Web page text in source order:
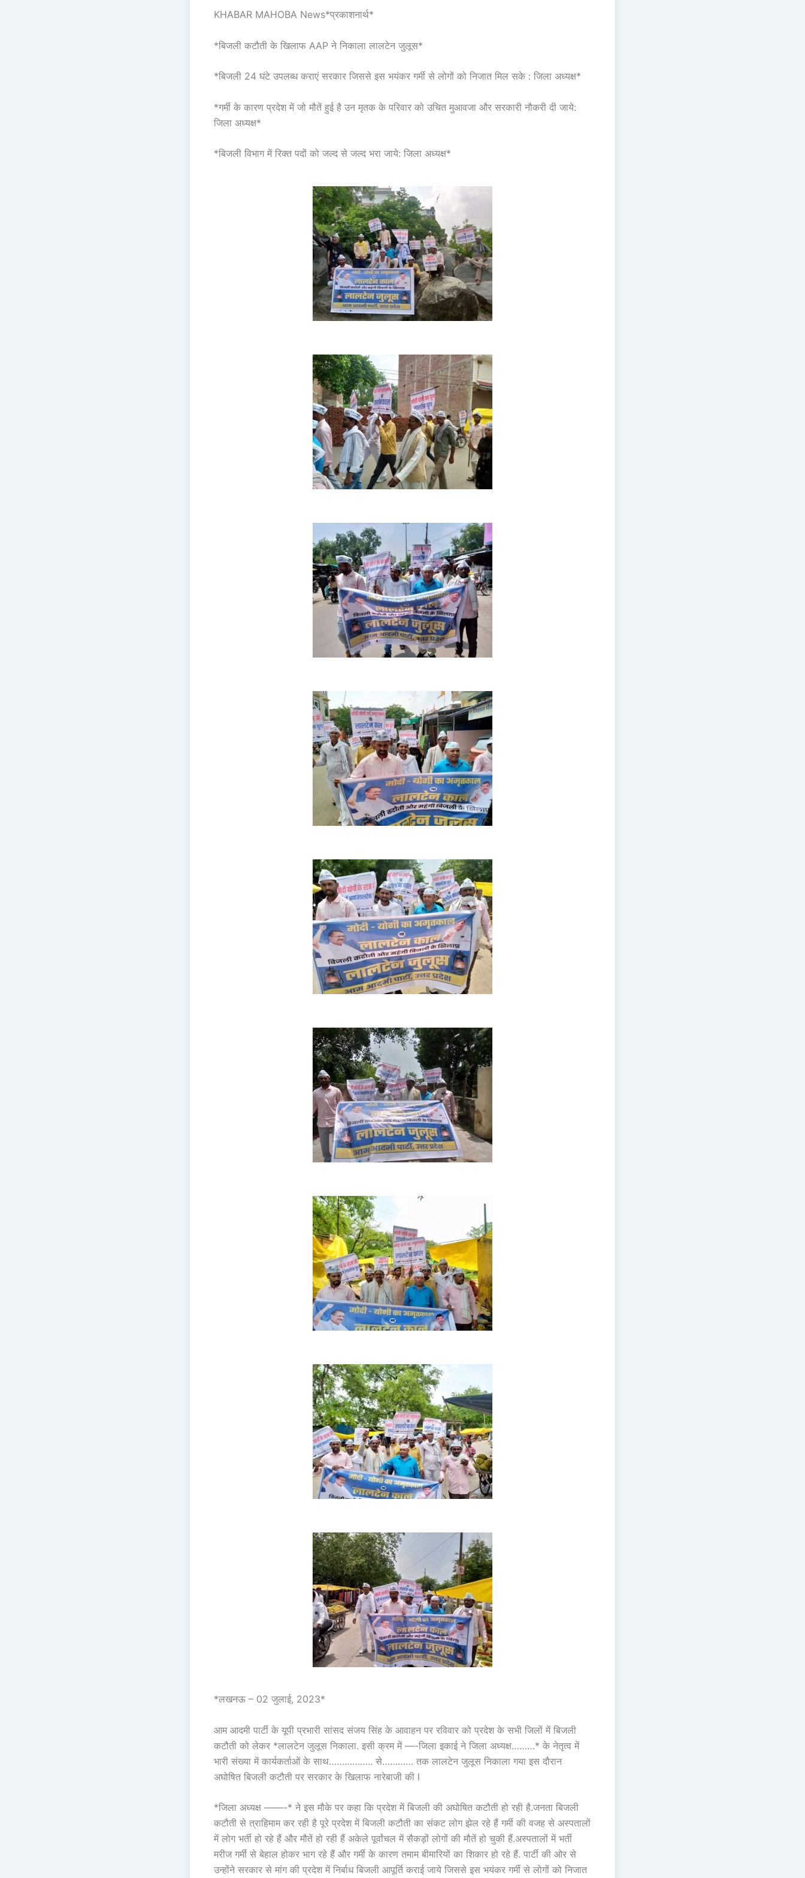
KHABAR MAHOBA News*प्रकाशनार्थ*
*बिजली कटौती के खिलाफ AAP ने निकाला लालटेन जुलूस*
*बिजली 24 घंटे उपलब्ध कराएं सरकार जिससे इस भयंकर गर्मी से लोगों को निजात मिल सके : जिला अध्यक्ष*
*गर्मी के कारण प्रदेश में जो मौतें हुई है उन मृतक के परिवार को उचित मुआवजा और सरकारी नौकरी दी जाये:
जिला अध्यक्ष*
*बिजली विभाग में रिक्त पदों को जल्द से जल्द भरा जाये: जिला अध्यक्ष*
*लखनऊ – 02 जुलाई, 2023*
आम आदमी पार्टी के यूपी प्रभारी सांसद संजय सिंह के आवाहन पर रविवार को प्रदेश के सभी जिलों में बिजली
कटौती को लेकर *लालटेन जुलूस निकाला. इसी क्रम में —-जिला इकाई ने जिला अध्यक्ष………* के नेतृत्व में
भारी संख्या में कार्यकर्ताओं के साथ…………….. से………… तक लालटेन जुलूस निकाला गया इस दौरान
अघोषित बिजली कटौती पर सरकार के खिलाफ नारेबाजी की l
*जिला अध्यक्ष ——-* ने इस मौके पर कहा कि प्रदेश में बिजली की अघोषित कटौती हो रही है.जनता बिजली
कटौती से त्राहिमाम कर रही है पूरे प्रदेश में बिजली कटौती का संकट लोग झेल रहे हैं गर्मी की वजह से अस्पतालों
में लोग भर्ती हो रहे हैं और मौतें हो रही हैं अकेले पूर्वांचल में सैकड़ों लोगों की मौतें हो चुकी हैं.अस्पतालों में भर्ती
मरीज गर्मी से बेहाल होकर भाग रहे हैं और गर्मी के कारण तमाम बीमारियों का शिकार हो रहे हैं. पार्टी की ओर से
उन्होंने सरकार से मांग की प्रदेश में निर्बाध बिजली आपूर्ति कराई जाये जिससे इस भयंकर गर्मी से लोगों को निजात